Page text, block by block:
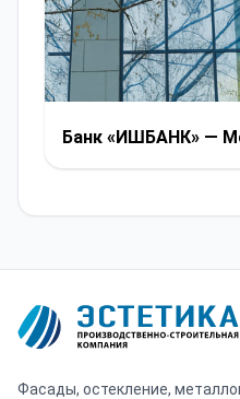
Банк «ИШБАНК» —
Фасады, остекление,